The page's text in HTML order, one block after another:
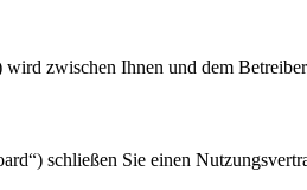
zwischen Ihnen und dem
schließen Sie einen